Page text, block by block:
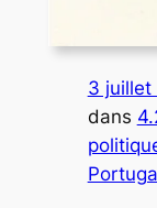
3 juillet
dans